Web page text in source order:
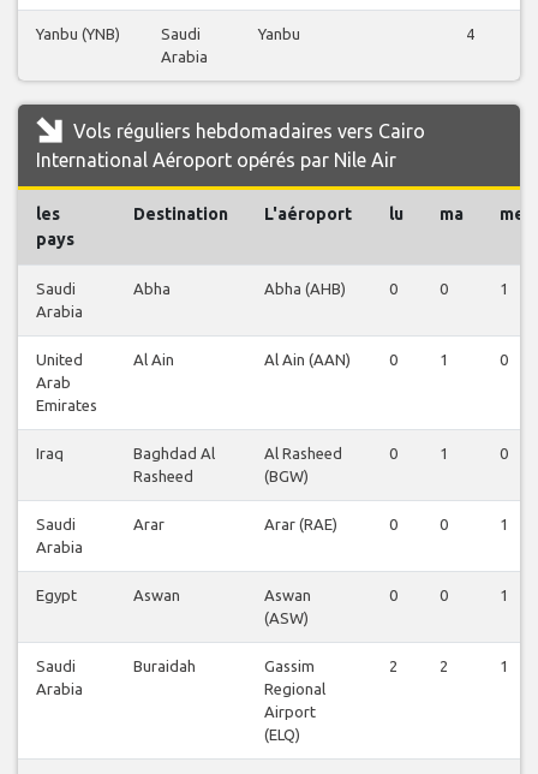
Yanbu (YNB)
Saudi
Arabia
Yanbu 4
Vols réguliers hebdomadaires vers Cairo
International Aéroport opérés par Nile Air
les
pays
Destination L'aéroport lu ma me
Saudi
Arabia
Abha Abha (AHB) 0 0 1
United
Arab
Emirates
Al Ain Al Ain (AAN) 0 1 0
Iraq
Baghdad Al
Rasheed
Al Rasheed
(BGW)
0 1 0
Saudi
Arabia
Arar Arar (RAE) 0 0 1
Egypt Aswan
Aswan
(ASW)
0 0 1
Saudi
Arabia
Buraidah
Gassim
Regional
Airport
(ELQ)
2 2 1